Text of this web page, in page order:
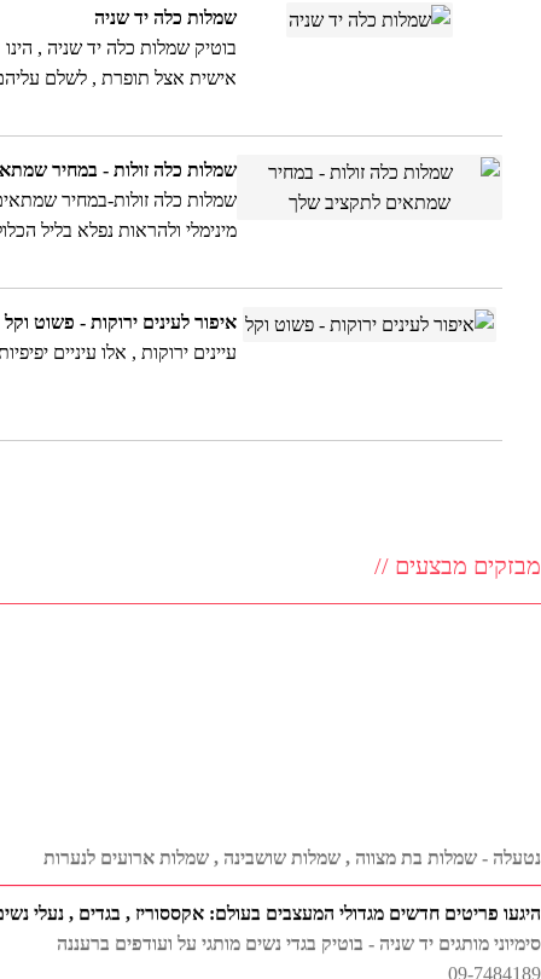
שמלות כלה יד שניה
בוטיק שמלות כלה יד שניה ,
אישית אצל תופרת , לשלם
שמלות כלה זולות - במחיר
מינימלי ולהראות נפלא בליל
איפור לעינים ירוקות - פשוט וקל
עיינים ירוקות , אלו עיניים
מבזקים מבצעים //
סימיוני מותגים יד שניה - בוטיק בגדי נשים מותגי על ועודפים ברעננה
09-7484189